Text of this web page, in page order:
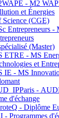
- M2
et Énergies
Science (CGE)
Entrepreneurs -
(Master)
ETRE - MS
et
IE - MS
-
d'échange
- Diplôme
- Programmes